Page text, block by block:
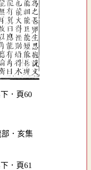
．頁60
．頁61